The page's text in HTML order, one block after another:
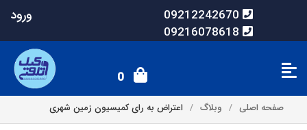
09212242670
09216078618
ورود
0
صفحه اصلی وبلاگ اعتراض به رای کمیسیون زمین شهری